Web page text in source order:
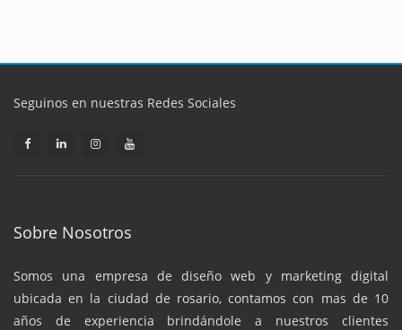
Seguinos en nuestras Redes Sociales
Sobre Nosotros
Somos una empresa de diseño web y marketing digital
ubicada en la ciudad de rosario, contamos con mas de 10
años de experiencia brindándole a nuestros clientes